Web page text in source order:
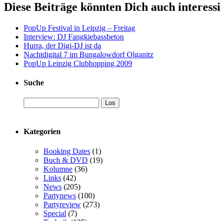
Diese Beiträge könnten Dich auch
PopUp Festival in Leipzig – Freitag
Interview: DJ Fangkiebassbeton
Hurra, der Digi-DJ ist da
Nachtdigital 7 im Bungalowdorf Olganitz
PopUp Leipzig Clubhopping 2009
Suche
Kategorien
Booking Dates (1)
Buch & DVD (19)
Kolumne (36)
Links (42)
News (205)
Partynews (100)
Partyreview (273)
Special (7)